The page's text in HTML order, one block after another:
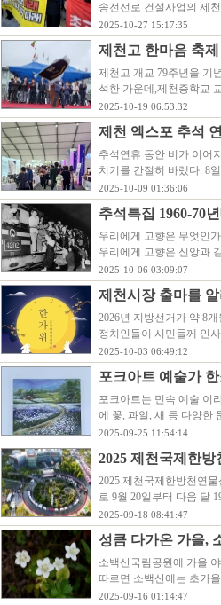
송전선로 건설사업의 제
2025-10-27 15:17:35
제천고 한마음 축
제천고 개교 79주년을 기
석한 가운데,제천증학교
2025-10-19 06:53:32
제천 엑스포 추석
추석연휴 동안 비가 이어
치기를 간절히 바랬다. 8
2025-10-09 01:36:06
추석특집 1960-70
우리에게 고향은 무엇인
우리에게 고향은 신앙과
2025-10-06 03:09:07
제천시장 출마를
2026년 지방선거가 약 8
정치인들이 시민들께 인
2025-10-03 06:49:12
포크아트 예술가
포크아트는 민속 예술 이
에 꽃, 과일, 새 등 다양한
2025-09-25 11:54:14
2025 제천국제한
2025 제천국제한방천연
로 9월 20일부터 다음 달
2025-09-18 08:41:47
성큼 다가온 가을,
소백산국림공원에 가을
따르면 소백산에는 초가
2025-09-16 01:14:47